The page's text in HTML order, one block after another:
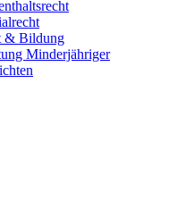
& Bildung
Minderjähriger